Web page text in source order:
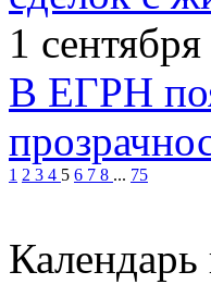
1
В ЕГРН
1 2 3 4 5 6 7 8 ... 75
Календарь